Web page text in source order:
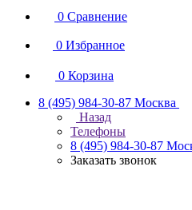
0 Сравнение
0 Избранное
0 Корзина
8 (495) 984-30-87 Москва
Назад
Телефоны
8 (495) 984-30-87
Заказать звонок